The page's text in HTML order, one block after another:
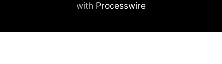
with Processwire